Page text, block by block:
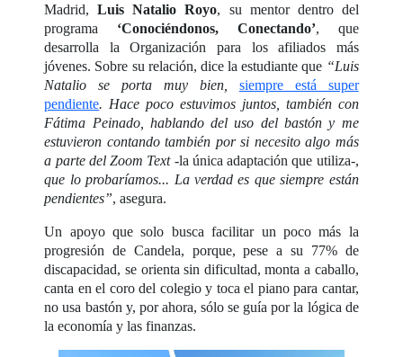
Madrid,Luis Natalio Royo, su mentor dentro del
programa ‘Conociéndonos, Conectando’, que
desarrolla la Organización para los afiliados más
jóvenes. Sobre su relación, dice la estudiante que “Luis
Natalio se porta muy bien, siempre está super
pendiente. Hace poco estuvimos juntos, también con
Fátima Peinado, hablando del uso del bastón y me
estuvieron contando también por si necesito algo más
a parte del Zoom Text -la única adaptación que utiliza-,
que lo probaríamos... La verdad es que siempre están
pendientes”, asegura.
Un apoyo que solo busca facilitar un poco más la
progresión de Candela, porque, pese a su 77% de
discapacidad, se orienta sin dificultad, monta a caballo,
canta en el coro del colegio y toca el piano para cantar,
no usa bastón y, por ahora, sólo se guía por la lógica de
la economía y las finanzas.